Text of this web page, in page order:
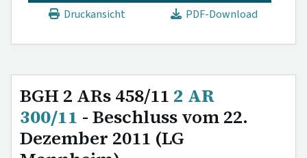
Druckansicht
PDF-Download
BGH 2 ARs 458/11 2 AR
300/11 - Beschluss vom 22.
Dezember 2011 (LG